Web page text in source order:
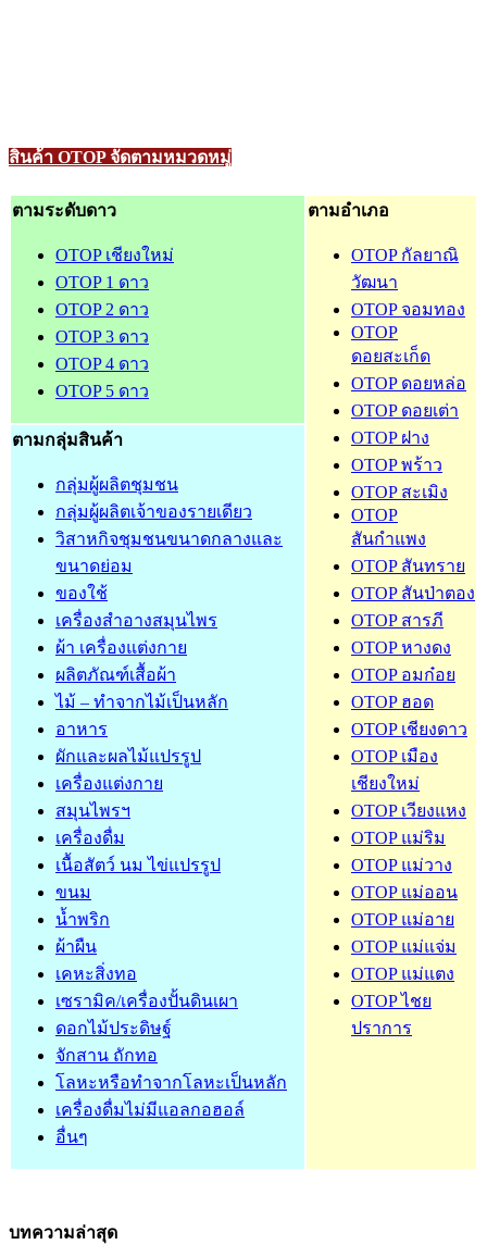
สินค้า OTOP จัดตามหมวดหมู่
ตามระดับดาว
OTOP เชียงใหม่
OTOP 1 ดาว
OTOP 2 ดาว
OTOP 3 ดาว
OTOP 4 ดาว
OTOP 5 ดาว
ตามอำเภอ
OTOP กัลยาณิ
วัฒนา
OTOP จอมทอง
OTOP
ดอยสะเก็ด
OTOP ดอยหล่อ
OTOP ดอยเต่า
OTOP ฝาง
OTOP พร้าว
OTOP สะเมิง
OTOP
สันกำแพง
OTOP สันทราย
OTOP สันป่าตอง
OTOP สารภี
OTOP หางดง
OTOP อมก๋อย
OTOP ฮอด
OTOP เชียงดาว
OTOP เมือง
เชียงใหม่
OTOP เวียงแหง
OTOP แม่ริม
OTOP แม่วาง
OTOP แม่ออน
OTOP แม่อาย
OTOP แม่แจ่ม
OTOP แม่แตง
OTOP ไชย
ปราการ
ตามกลุ่มสินค้า
กลุ่มผู้ผลิตชุมชน
กลุ่มผู้ผลิตเจ้าของรายเดียว
วิสาหกิจชุมชนขนาดกลางและ
ขนาดย่อม
ของใช้
เครื่องสำอางสมุนไพร
ผ้า เครื่องแต่งกาย
ผลิตภัณฑ์เสื้อผ้า
ไม้ – ทำจากไม้เป็นหลัก
อาหาร
ผักและผลไม้แปรรูป
เครื่องแต่งกาย
สมุนไพรฯ
เครื่องดื่ม
เนื้อสัตว์ นม ไข่แปรรูป
ขนม
น้ำพริก
ผ้าผืน
เคหะสิ่งทอ
เซรามิค/เครื่องปั้นดินเผา
ดอกไม้ประดิษฐ์
จักสาน ถักทอ
โลหะหรือทำจากโลหะเป็นหลัก
เครื่องดื่มไม่มีแอลกอฮอล์
อื่นๆ
บทความล่าสุด